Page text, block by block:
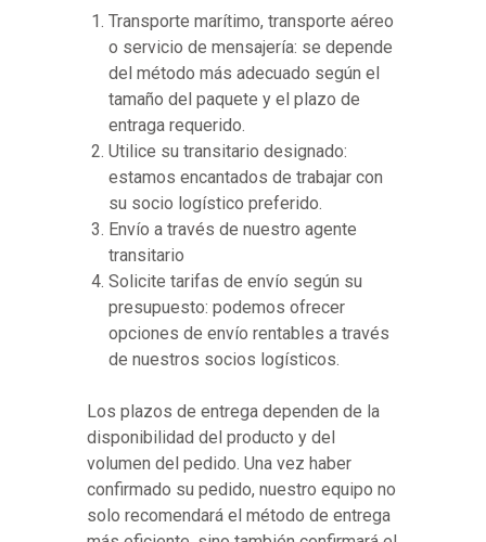
Transporte marítimo, transporte aéreo
o servicio de mensajería: se depende
del método más adecuado según el
tamaño del paquete y el plazo de
entraga requerido.
Utilice su transitario designado:
estamos encantados de trabajar con
su socio logístico preferido.
Envío a través de nuestro agente
transitario
Solicite tarifas de envío según su
presupuesto: podemos ofrecer
opciones de envío rentables a través
de nuestros socios logísticos.
Los plazos de entrega dependen de la
disponibilidad del producto y del
volumen del pedido. Una vez haber
confirmado su pedido, nuestro equipo no
solo recomendará el método de entrega